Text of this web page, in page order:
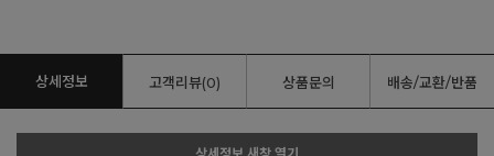
상세정보 고객리뷰(0) 상품문의 배송/교환/반품